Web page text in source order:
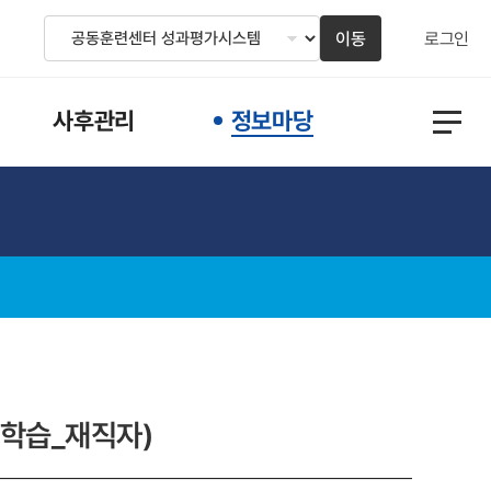
이동 로그인
사후관리 정보마당
습_재직자)